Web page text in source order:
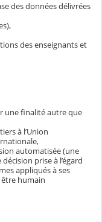
des données délivrées
des enseignants et
une finalité autre que
à l’Union
automatisée (une
prise à l’égard
appliqués à ses
être humain